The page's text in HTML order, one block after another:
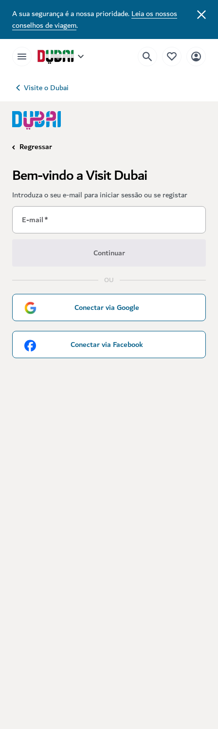
A sua segurança é a nossa prioridade.Leia os nossos
conselhos de viagem.
Visite o Dubai
Regressar
Bem-vindo a Visit Dubai
Introduza o seu e-mail para iniciar sessão ou se registar
E-mail*
Continuar
OU
Conectar via Google
Conectar via Facebook